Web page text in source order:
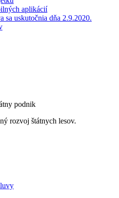
aplikácií
sa uskutočnia dňa 2.9.2020.
podnik
rozvoj štátnych lesov.